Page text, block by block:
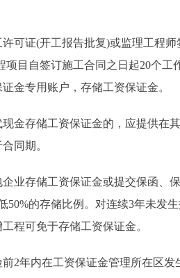
证(开工报告批复)或监理工程师
目自签订施工合同之日起20个工
金专用账户，存储工资保证金。
存储工资保证金的，应提供在其
同期。
存储工资保证金或提交保函、保
的存储比例。对连续3年未发
程可免于存储工资保证金。
年内在工资保证金管理所在区发